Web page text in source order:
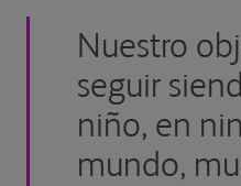
Nuestro
seguir
niño, en
mundo,